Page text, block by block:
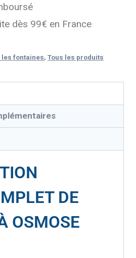
dès 99€ en France
les fontaines, Tous les produits
DE
OSMOSE